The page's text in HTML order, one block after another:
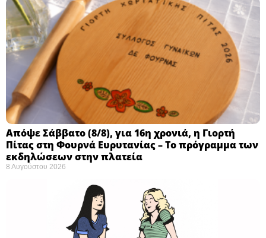
Απόψε Σάββατο (8/8), για 16η χρονιά, η Γιορτή
Πίτας στη Φουρνά Ευρυτανίας – Το πρόγραμμα των
εκδηλώσεων στην πλατεία
8 Αυγούστου 2026